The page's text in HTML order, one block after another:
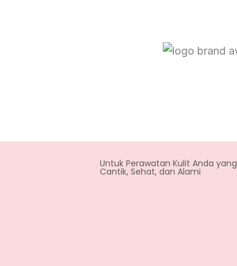
Untuk Perawatan Kulit Anda yang
Cantik, Sehat, dan Alami